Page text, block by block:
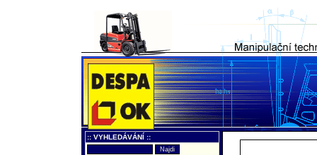
:: VYHLEDÁVÁNÍ ::